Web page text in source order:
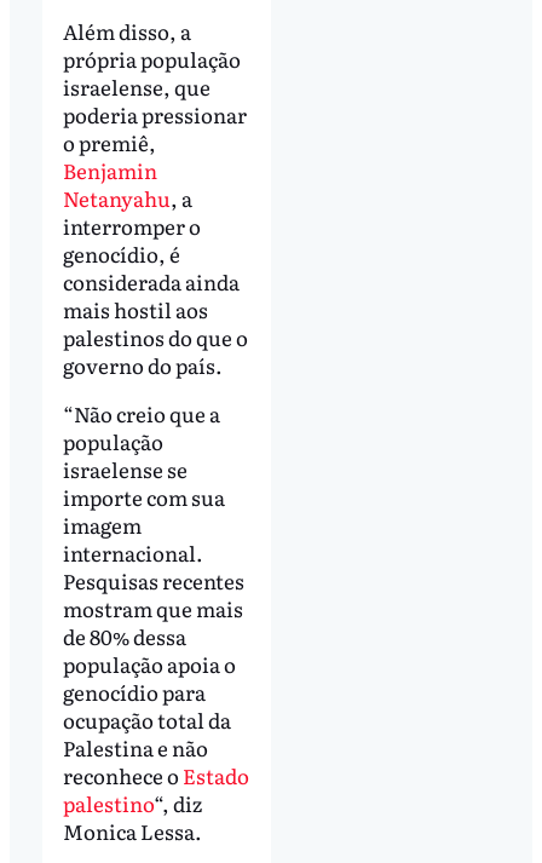
Além disso, a
própria população
israelense, que
poderia pressionar
o premiê,
Benjamin
Netanyahu, a
interromper o
genocídio, é
considerada ainda
mais hostil aos
palestinos do que o
governo do país.
“Não creio que a
população
israelense se
importe com sua
imagem
internacional.
Pesquisas recentes
mostram que mais
de 80% dessa
população apoia o
genocídio para
ocupação total da
Palestina e não
reconhece o Estado
palestino“, diz
Monica Lessa.